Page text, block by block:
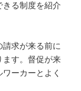
きる制度を紹介
求が来る前に
ます。督促が来
ーカーとよく